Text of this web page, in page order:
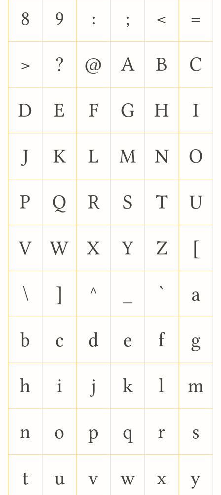
8 9 : ; < =
> ? @ A B C
D E F G H I
J K L M N O
P Q R S T U
V W X Y Z [
\ ] ^ ` a
b c d e f g
h i j k l m
n o p q r s
t u v w x y